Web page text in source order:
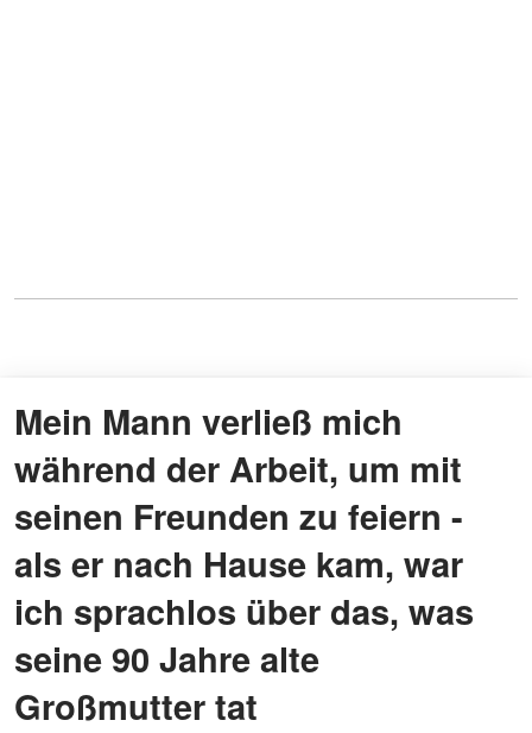
Mein Mann verließ mich
während der Arbeit, um mit
seinen Freunden zu feiern -
als er nach Hause kam, war
ich sprachlos über das, was
seine 90 Jahre alte
Großmutter tat